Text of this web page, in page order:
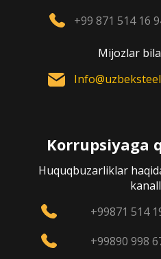
+99 871 514 16
Mijozlar
Korrupsiyaga
Huquqbuzarliklar
+99871 514
+99890 998